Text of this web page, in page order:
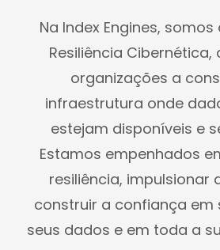
Na Index Engines,
Resiliência
organizações a
infraestrutura onde
estejam disponíveis e
Estamos empenhados
resiliência, impulsionar
construir a confiança em
seus dados e em toda a